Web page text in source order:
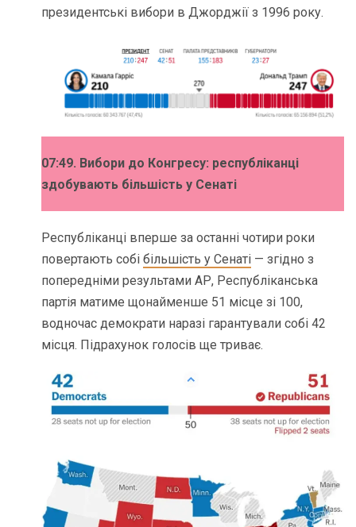
президентські вибори в Джорджії з 1996 року.
07:49. Вибори до Конгресу: республіканці
здобувають більшість у Сенаті
Республіканці вперше за останні чотири роки
повертають собібільшість у Сенаті — згідно з
попередніми результами АР, Республіканська
партія матиме щонайменше 51 місце зі 100,
водночас демократи наразі гарантували собі 42
місця. Підрахунок голосів ще триває.